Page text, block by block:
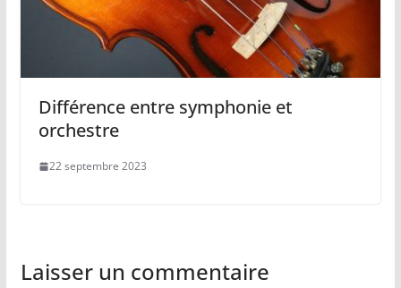
Différence entre symphonie et
orchestre
22 septembre 2023
Laisser un commentaire